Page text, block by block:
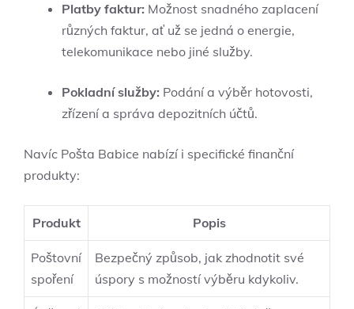
Platby faktur: Možnost snadného zaplacení
různých faktur, ať už se jedná o energie,
telekomunikace nebo jiné služby.
Pokladní služby: Podání a výběr hotovosti,
zřízení a správa depozitních účtů.
Navíc Pošta Babice nabízí i specifické finanční
produkty:
Produkt Popis
Poštovní
spoření
Bezpečný způsob, jak zhodnotit své
úspory s možností výběru kdykoliv.